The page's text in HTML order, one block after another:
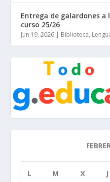
Entrega de galardones a
curso 25/26
Jun 19, 2026 | Biblioteca,
L M X J